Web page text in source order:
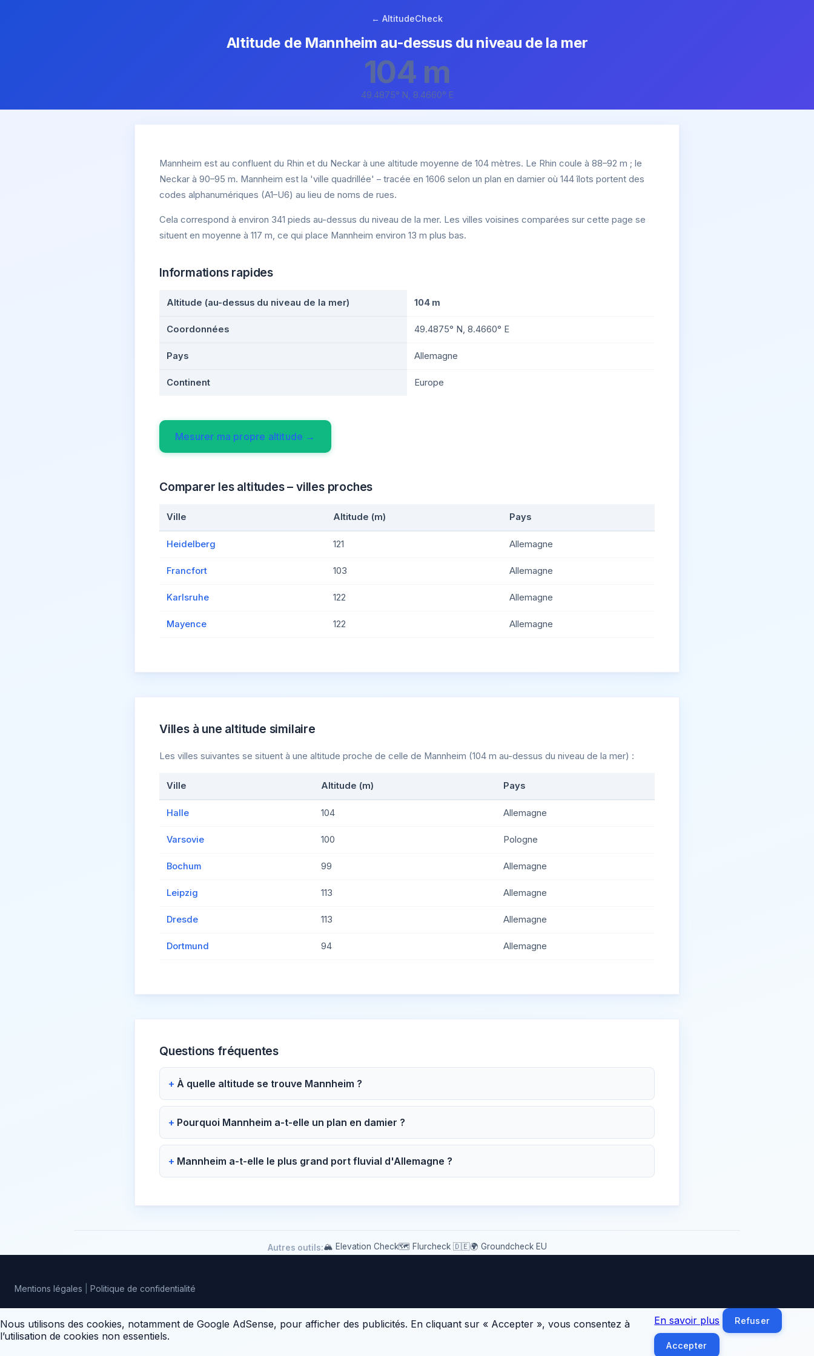
← AltitudeCheck
Altitude de Mannheim au-dessus du niveau de la mer
104 m
49.4875° N, 8.4660° E
Mannheim est au confluent du Rhin et du Neckar à une altitude moyenne de 104 mètres. Le Rhin coule à 88–92 m ; le
Neckar à 90–95 m. Mannheim est la 'ville quadrillée' – tracée en 1606 selon un plan en damier où 144 îlots portent des
codes alphanumériques (A1–U6) au lieu de noms de rues.
Cela correspond à environ 341 pieds au-dessus du niveau de la mer. Les villes voisines comparées sur cette page se
situent en moyenne à 117 m, ce qui place Mannheim environ 13 m plus bas.
Informations rapides
Altitude (au-dessus du niveau de la mer) 104 m
Coordonnées 49.4875° N, 8.4660° E
Pays Allemagne
Continent Europe
Mesurer ma propre altitude →
Comparer les altitudes – villes proches
Ville Altitude (m) Pays
Heidelberg 121 Allemagne
Francfort 103 Allemagne
Karlsruhe 122 Allemagne
Mayence 122 Allemagne
Villes à une altitude similaire
Les villes suivantes se situent à une altitude proche de celle de Mannheim (104 m au-dessus du niveau de la mer) :
Ville Altitude (m) Pays
Halle 104 Allemagne
Varsovie 100 Pologne
Bochum 99 Allemagne
Leipzig 113 Allemagne
Dresde 113 Allemagne
Dortmund 94 Allemagne
Questions fréquentes
À quelle altitude se trouve Mannheim ?
Pourquoi Mannheim a-t-elle un plan en damier ?
Mannheim a-t-elle le plus grand port fluvial d'Allemagne ?
Autres outils:🏔 Elevation Check🗺️ Flurcheck 🇩🇪🌍 Groundcheck EU
Mentions légales Politique de confidentialité
Nous utilisons des cookies, notamment de Google AdSense, pour afficher des publicités. En cliquant sur « Accepter », vous consentez à
l’utilisation de cookies non essentiels.
En savoir plus Refuser
Accepter